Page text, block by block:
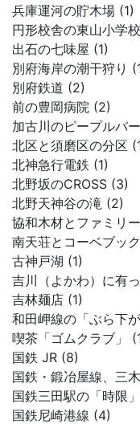
兵庫運河の貯木場 (1)
円形校舎の東山小学
出石の七味屋 (1)
別府海岸の潮干狩り
別府鉄道 (2)
前の豊岡病院 (2)
加古川のピープルバ
北区と須磨区の分区
北神急行電鉄 (1)
北野坂のCROSS (3)
北野天神谷の滝 (2)
協和木材とファミリ
南天荘とコーベブッ
古神戸湖 (1)
吉川（よかわ）に有
吉林麺店 (1)
和田岬線の「ぶら下
喫茶「ゴムクラブ」
国鉄 JR (8)
国鉄・鍛冶屋線、三
国鉄三田駅の「時限
国鉄尼崎港線 (4)